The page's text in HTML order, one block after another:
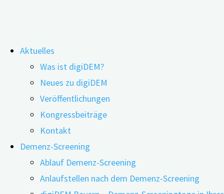
Inhalt
springen
Aktuelles
Was ist digiDEM?
Neues zu digiDEM
Veröffentlichungen
Kongressbeiträge
Kontakt
Demenz-Screening
Ablauf Demenz-Screening
Anlaufstellen nach dem Demenz-Screening
Wie sollte eine Demenz-Diagnose
kommuniziert werden?